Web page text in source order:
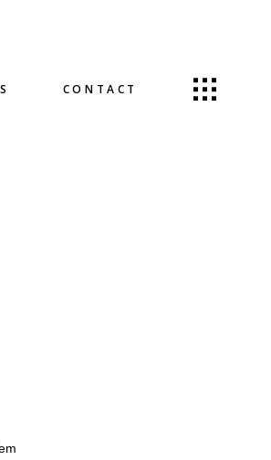
CONTACT